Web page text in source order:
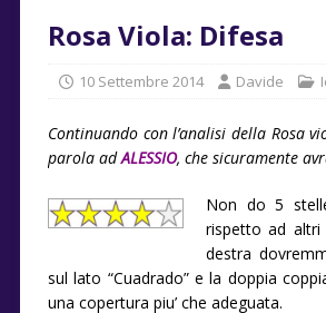
Rosa Viola: Difesa
10 Settembre 2014 Davide
Continuando con l’analisi della Rosa
parola adALESSIO, che sicuramente
Non do 5
rispetto ad altri
destra
sul lato “Cuadrado” e la doppia
una copertura piu’ che adeguata.